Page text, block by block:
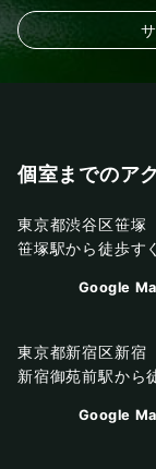
個室までのア
東京都渋谷区笹塚
笹塚駅から徒歩す
Google
東京都新宿区新宿
新宿御苑前駅から
Google